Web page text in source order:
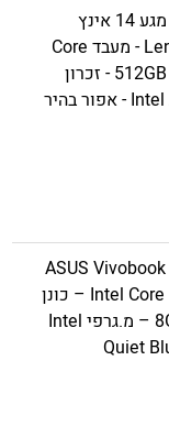
מחשב נייד עם מסך מגע 14 אינץ
Lenovo Yoga 7 2-in-1 - מעבד Core
Ultra 5 226V - כונן 512GB - זכרון
מחשב נייד 14 אינץ ASUS Vivobook
14 – מעבד Intel Core 5 120U – כונן
512GB – זיכרון 8GB – מ.גרפי Intel